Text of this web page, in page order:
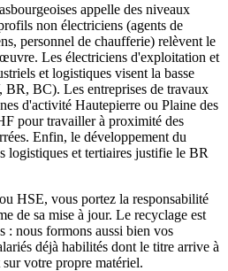
appelle des niveaux
non électriciens (agents de
personnel de chaufferie) relèvent le
Les électriciens d'exploitation et
et logistiques visent la basse
BC). Les entreprises de travaux
d'activité Hautepierre ou Plaine des
pour travailler à proximité des
Enfin, le développement du
logistiques et tertiaires justifie le BR
HSE, vous portez la responsabilité
de sa mise à jour. Le recyclage est
: nous formons aussi bien vos
déjà habilités dont le titre arrive à
sur votre propre matériel.